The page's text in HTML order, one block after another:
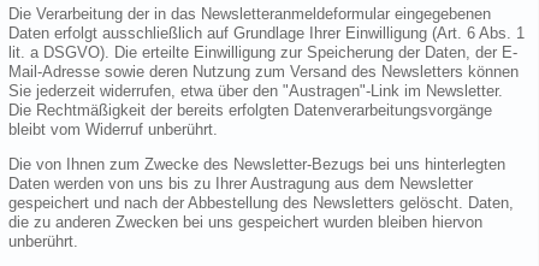
Die Verarbeitung der in das Newsletteranmeldeformular eingegebenen
Daten erfolgt ausschließlich auf Grundlage Ihrer Einwilligung (Art. 6 Abs. 1
lit. a DSGVO). Die erteilte Einwilligung zur Speicherung der Daten, der E-
Mail-Adresse sowie deren Nutzung zum Versand des Newsletters können
Sie jederzeit widerrufen, etwa über den "Austragen"-Link im Newsletter.
Die Rechtmäßigkeit der bereits erfolgten Datenverarbeitungsvorgänge
bleibt vom Widerruf unberührt.
Die von Ihnen zum Zwecke des Newsletter-Bezugs bei uns hinterlegten
Daten werden von uns bis zu Ihrer Austragung aus dem Newsletter
gespeichert und nach der Abbestellung des Newsletters gelöscht. Daten,
die zu anderen Zwecken bei uns gespeichert wurden bleiben hiervon
unberührt.